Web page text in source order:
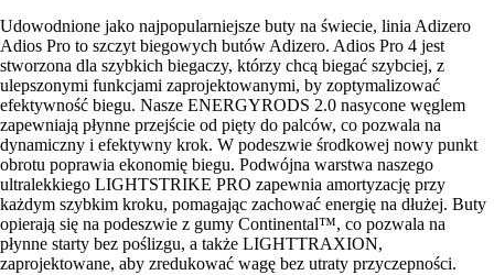
Udowodnione jako najpopularniejsze buty na świecie, linia Adizero
Adios Pro to szczyt biegowych butów Adizero. Adios Pro 4 jest
stworzona dla szybkich biegaczy, którzy chcą biegać szybciej, z
ulepszonymi funkcjami zaprojektowanymi, by zoptymalizować
efektywność biegu. Nasze ENERGYRODS 2.0 nasycone węglem
zapewniają płynne przejście od pięty do palców, co pozwala na
dynamiczny i efektywny krok. W podeszwie środkowej nowy punkt
obrotu poprawia ekonomię biegu. Podwójna warstwa naszego
ultralekkiego LIGHTSTRIKE PRO zapewnia amortyzację przy
każdym szybkim kroku, pomagając zachować energię na dłużej. Buty
opierają się na podeszwie z gumy Continental™, co pozwala na
płynne starty bez poślizgu, a także LIGHTTRAXION,
zaprojektowane, aby zredukować wagę bez utraty przyczepności.